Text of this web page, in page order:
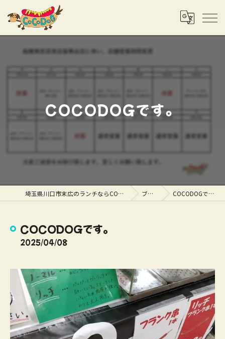
COCODOGです。
埼玉県川口市末広のランチならCOCODOG ブログ COCODOGです。
COCODOGです。
2025/04/08